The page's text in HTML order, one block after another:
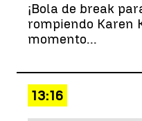
¡Bola de break
rompiendo Karen
momento...
13:16